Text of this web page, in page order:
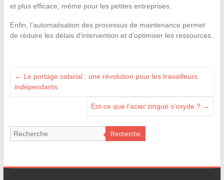
et plus efficace, même pour les petites entreprises.
Enfin, l’automatisation des processus de maintenance permet
de réduire les délais d’intervention et d’optimiser les ressources.
← Le portage salarial : une révolution pour les travailleurs
indépendants
Est-ce que l’acier zingué s’oxyde ? →
Recherche